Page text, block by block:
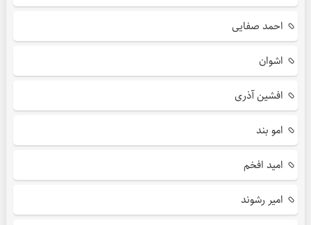
احمد صفایی
اشوان
افشین آذری
امو بند
امید افخم
امیر رشوند